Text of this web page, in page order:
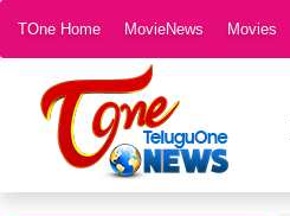
TOne Home MovieNews Movies